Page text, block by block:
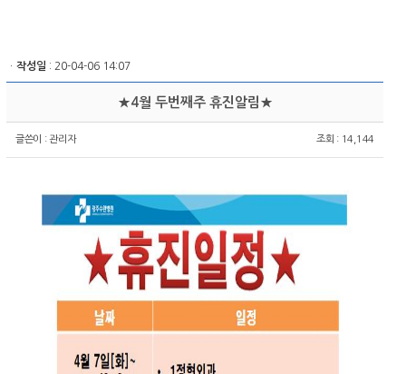
ㆍ 작성일 : 20-04-06 14:07
★4월 두번째주 휴진알림★
글쓴이 :관리자 조회 : 14,144